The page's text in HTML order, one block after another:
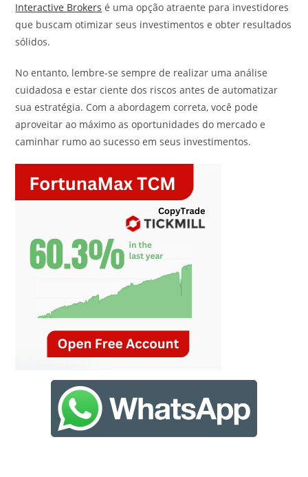
Interactive Brokers é uma opção atraente para investidores
que buscam otimizar seus investimentos e obter resultados
sólidos.
No entanto, lembre-se sempre de realizar uma análise
cuidadosa e estar ciente dos riscos antes de automatizar
sua estratégia. Com a abordagem correta, você pode
aproveitar ao máximo as oportunidades do mercado e
caminhar rumo ao sucesso em seus investimentos.